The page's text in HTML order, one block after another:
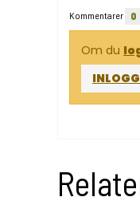
Kommentarer 0
Om du